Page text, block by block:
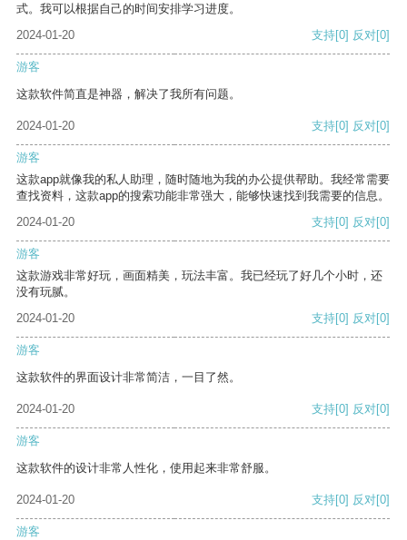
式。我可以根据自己的时间安排学习进度。
2024-01-20
支持[0] 反对[0]
游客
这款软件简直是神器，解决了我所有问题。
2024-01-20 支持[0] 反对[0]
游客
这款app就像我的私人助理，随时随地为我的办公提供帮助。我经常需要
查找资料，这款app的搜索功能非常强大，能够快速找到我需要的信息。
2024-01-20
支持[0] 反对[0]
游客
这款游戏非常好玩，画面精美，玩法丰富。我已经玩了好几个小时，还
没有玩腻。
2024-01-20
支持[0] 反对[0]
游客
这款软件的界面设计非常简洁，一目了然。
2024-01-20 支持[0] 反对[0]
游客
这款软件的设计非常人性化，使用起来非常舒服。
2024-01-20 支持[0] 反对[0]
游客